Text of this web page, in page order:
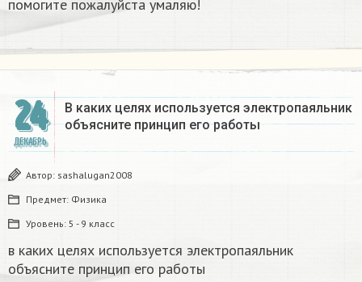
помогите пожалуйста умаляю! ​
24
ДЕКАБРЬ
В каких целях используется электропаяльник
объясните принцип его работы​
Автор: sashalugan2008
Предмет: Физика
Уровень: 5 - 9 класс
в каких целях используется электропаяльник
объясните принцип его работы​